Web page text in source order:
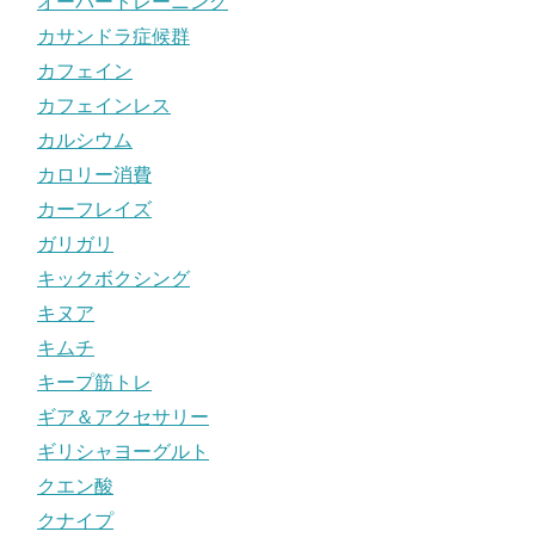
カサンドラ症候群
カフェイン
カフェインレス
カルシウム
カロリー消費
カーフレイズ
ガリガリ
キックボクシング
キヌア
キムチ
キープ筋トレ
ギア＆アクセサリー
ギリシャヨーグルト
クエン酸
クナイプ